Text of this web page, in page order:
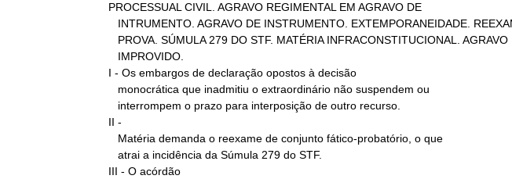
PROCESSUAL CIVIL. AGRAVO REGIMENTAL EM AGRAVO DE
I - Os embargos de declaração opostos à decisão
II -
III - O acórdão